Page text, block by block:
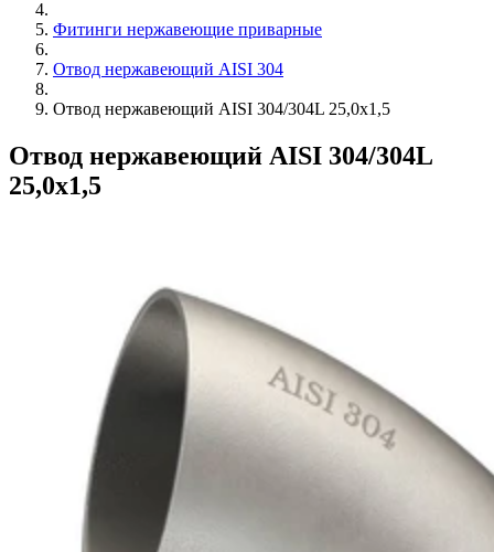
Фитинги нержавеющие приварные
Отвод нержавеющий AISI 304
Отвод нержавеющий AISI 304/304L 25,0х1,5
Отвод нержавеющий AISI 304/304L
25,0х1,5